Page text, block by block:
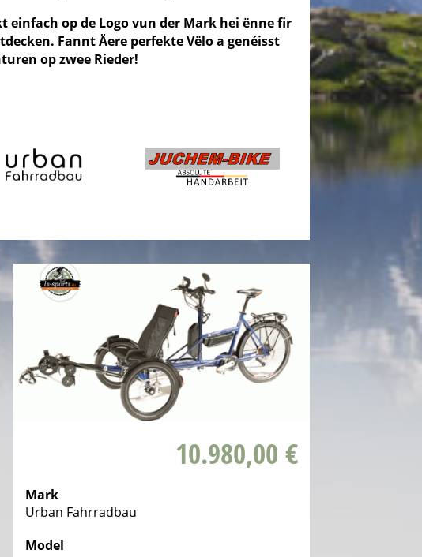
einfach op de Logo vun der Mark hei ënne fir
Fannt Äere perfekte Vëlo a genéisst
op zwee Rieder!
10.980,00 €
Mark
Urban Fahrradbau
Model